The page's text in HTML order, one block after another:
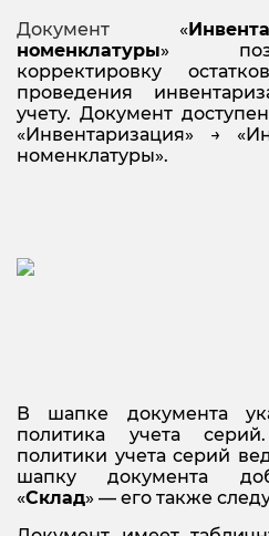
Документ «
номенклатуры»
корректировку
проведения
учету. Документ
«Инвентаризация» →
номенклатуры».
В шапке документа
политика учета
политики учета серий
шапку документа
«Склад» — его также